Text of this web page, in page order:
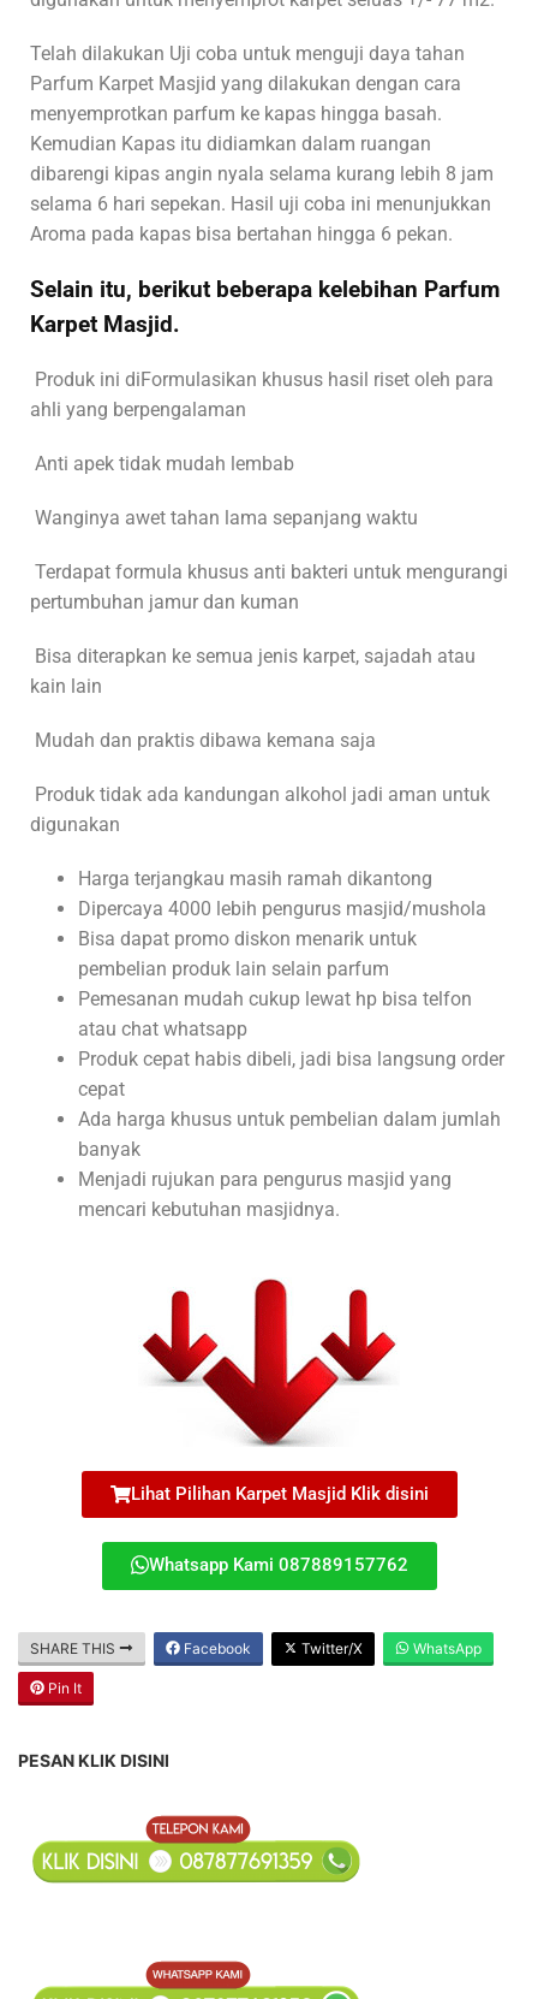
Telah dilakukan Uji coba untuk menguji daya tahan
Parfum Karpet Masjid yang dilakukan dengan cara
menyemprotkan parfum ke kapas hingga basah.
Kemudian Kapas itu didiamkan dalam ruangan
dibarengi kipas angin nyala selama kurang lebih 8 jam
selama 6 hari sepekan. Hasil uji coba ini menunjukkan
Aroma pada kapas bisa bertahan hingga 6 pekan.
Selain itu, berikut beberapa kelebihan Parfum
Karpet Masjid.
Produk ini diFormulasikan khusus hasil riset oleh para
ahli yang berpengalaman
Anti apek tidak mudah lembab
Wanginya awet tahan lama sepanjang waktu
Terdapat formula khusus anti bakteri untuk mengurangi
pertumbuhan jamur dan kuman
Bisa diterapkan ke semua jenis karpet, sajadah atau
kain lain
Mudah dan praktis dibawa kemana saja
Produk tidak ada kandungan alkohol jadi aman untuk
digunakan
Harga terjangkau masih ramah dikantong
Dipercaya 4000 lebih pengurus masjid/mushola
Bisa dapat promo diskon menarik untuk
pembelian produk lain selain parfum
Pemesanan mudah cukup lewat hp bisa telfon
atau chat whatsapp
Produk cepat habis dibeli, jadi bisa langsung order
cepat
Ada harga khusus untuk pembelian dalam jumlah
banyak
Menjadi rujukan para pengurus masjid yang
mencari kebutuhan masjidnya.
Lihat Pilihan Karpet Masjid Klik disini
Whatsapp Kami 087889157762
SHARE THIS Facebook Twitter/X WhatsApp
Pin It
PESAN KLIK DISINI